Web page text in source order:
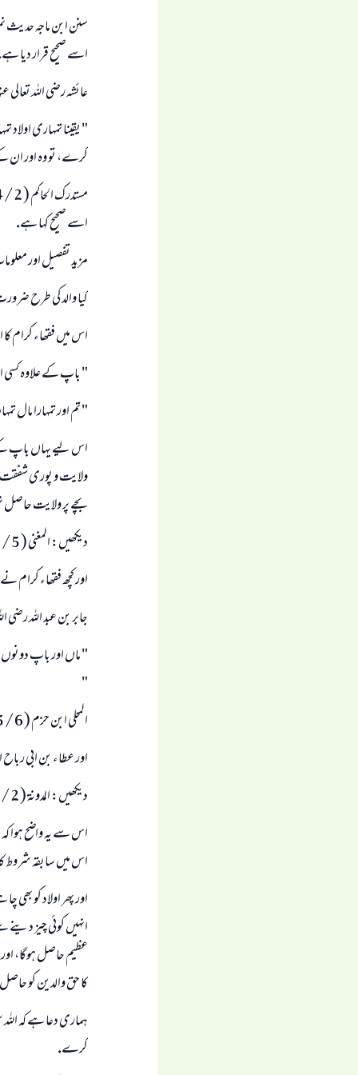
اسے صحيح قرار ديا
عائشہ رضى اللہ
" يقينا تمہارى
كرے، تو وہ اور ان
اسے صحيح كہا ہے.
مزيد تفصيل اور
كيا والد كى طرح
اس ميں فقھاء كرام كا
" باپ كے علاوہ كسى
" تم اور تمہارا
اس ليے يہاں باپ كے
ولايت و پورى شفقت
بچے پر ولايت حاصل
ديكھيں: المغنى ( 5 / 397 ) الانصاف ( 7 / 155 ) الغرار البھيۃ ( 4 / 400 ).
اور كچھ فقھاء كرام
جابر بن عبد اللہ رضى
" ماں اور باپ دونوں
"
المحلى ابن حزم ( 6 / 385 ) ابن حزم نے اسے صحيح كہا ہے.
اور عطاء بن ابى
ديكھيں: المدونۃ ( 2 / 264 ).
اس سے يہ واضح ہوا
اس ميں سابقہ شروط
اور پھر اولاد كو
انہيں كوئى چيز
عظيم حاصل ہوگا،
كا حق والدين كو
ہمارى دعا ہے كہ
كرے.